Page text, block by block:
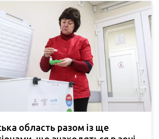
область разом із ще